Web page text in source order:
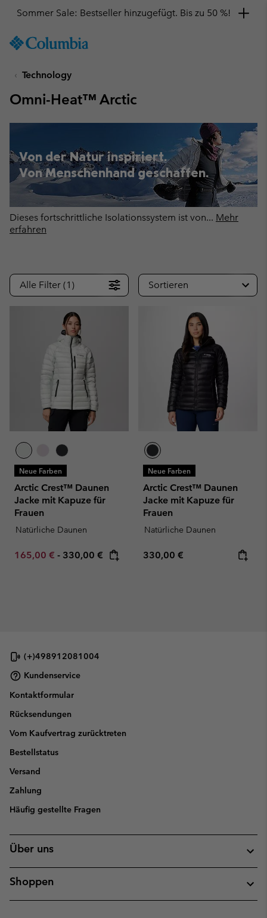
TO
SKIP
MAIN
SEARCH
Sommer Sale: Bestseller hinzugefügt. Bis zu 50 %!
Technology
Omni-Heat™ Arctic
Von der Natur inspiriert.
Von Menschenhand geschaffen.
Dieses fortschrittliche Isolationssystem ist von... Mehr
erfahren
Alle Filter (1) Sortieren
Neue Farben
Arctic Crest™ Daunen
Jacke mit Kapuze für
Frauen
Natürliche Daunen
Minimum sale price:
165,00 € - Maximum price:
330,00 €
Neue Farben
Arctic Crest™ Daunen
Jacke mit Kapuze für
Frauen
Natürliche Daunen
Regular price:
330,00 €
(+)498912081004
Kundenservice
Kontaktformular
Rücksendungen
Vom Kaufvertrag zurücktreten
Bestellstatus
Versand
Zahlung
Häufig gestellte Fragen
Über uns
Shoppen